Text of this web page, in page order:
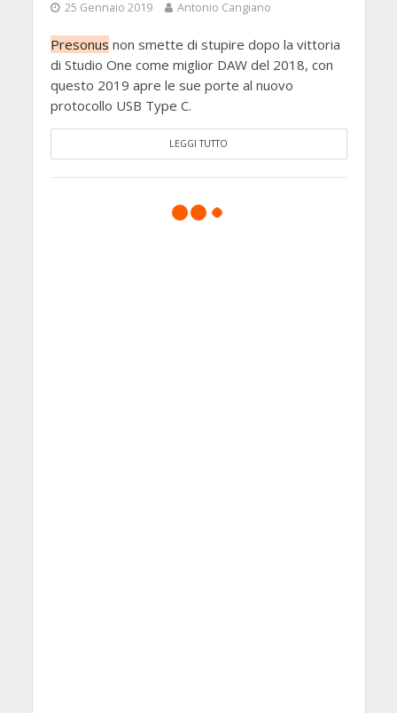
25 Gennaio 2019 Antonio Cangiano
Presonus non smette di stupire dopo la vittoria
di Studio One come miglior DAW del 2018, con
questo 2019 apre le sue porte al nuovo
protocollo USB Type C.
LEGGI TUTTO